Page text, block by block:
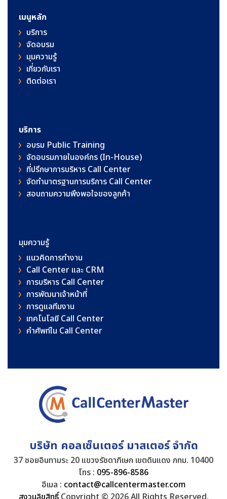
เมนูหลัก
บริการ
จัดอบรม
มุมความรู้
เกี่ยวกับเรา
ติดต่อเรา
บริการ
อบรม Public Training
จัดอบรมภายในองค์กร (In-House)
ที่ปรึกษาการบริหาร Call Center
จัดทำมาตรฐานการบริการ Call Center
สอบถามความพึงพอใจของลูกค้า
มุมความรู้
แนวคิดการทำงาน
Call Center และ CRM
การบริหาร Call Center
การพัฒนาเจ้าหน้าที่
การดูแลทีมงาน
เทคโนโลยี Call Center
คําศัพท์ใน Call Center
บริษัท คอลเซ็นเตอร์ มาสเตอร์ จำกัด
37 ซอยอินทามระ 20 แขวงรัชดาภิเษก เขตดินแดง กทม. 10400
โทร : 095-896-8586
อีเมล : contact@callcentermaster.com